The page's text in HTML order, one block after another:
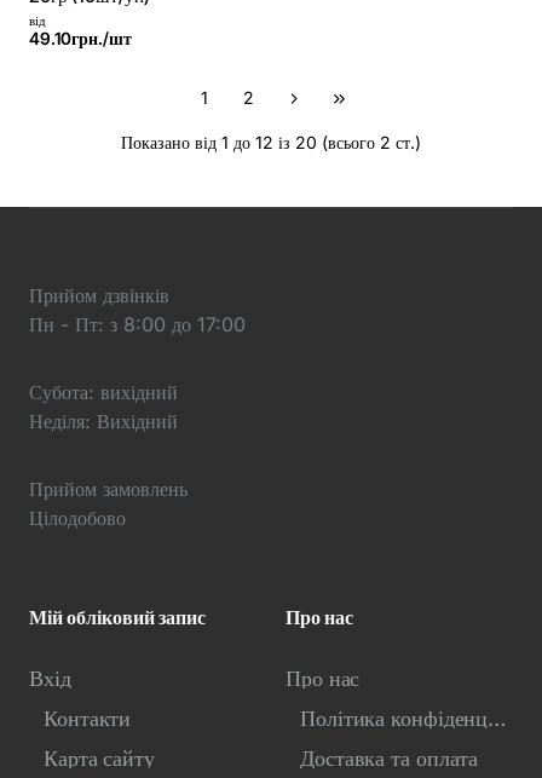
від
49.10грн./шт
1 2
Показано від 1 до 12 із 20 (всього 2 ст.)
Прийом дзвінків
Пн - Пт: з 8:00 до 17:00
Субота: вихідний
Неділя: Вихідний
Прийом замовлень
Цілодобово
Мій обліковий запис
Вхід
Контакти
Карта сайту
Про нас
Про нас
Політика конфіденційності
Доставка та оплата